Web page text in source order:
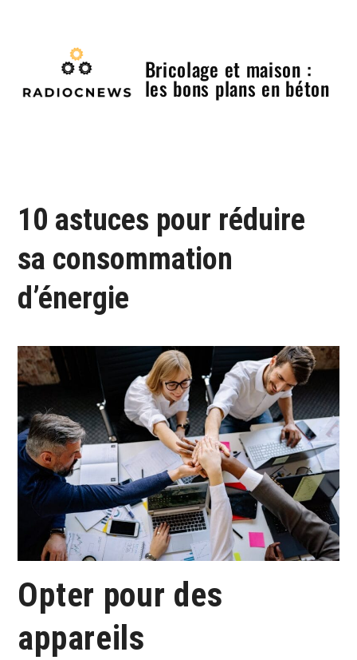
Bricolage et maison :
les bons plans en béton
10 astuces pour réduire
sa consommation
d’énergie
Opter pour des
appareils